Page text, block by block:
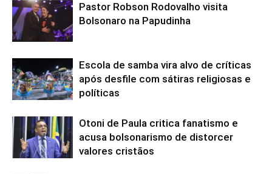
Pastor Robson Rodovalho visita
Bolsonaro na Papudinha
Escola de samba vira alvo de críticas
após desfile com sátiras religiosas e
políticas
Otoni de Paula critica fanatismo e
acusa bolsonarismo de distorcer
valores cristãos